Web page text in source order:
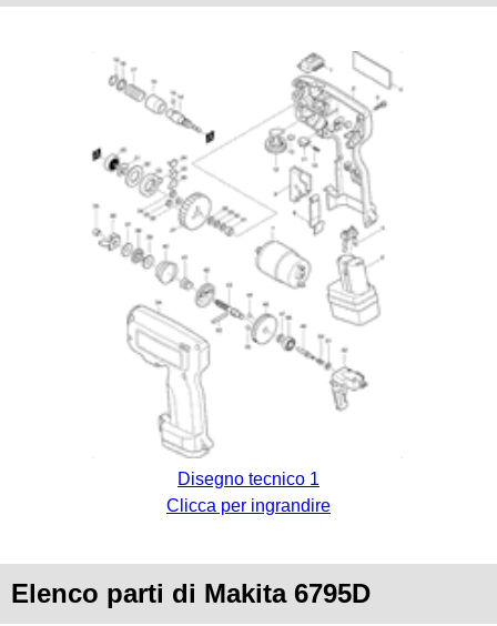
Disegno tecnico 1
Clicca per ingrandire
Elenco parti di Makita 6795D